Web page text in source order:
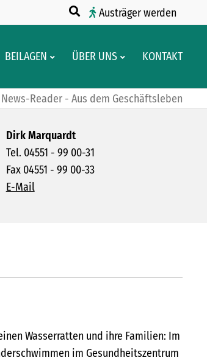
Austräger werden
BEILAGEN ÜBER UNS KONTAKT
News-Reader - Aus dem Geschäftsleben
Dirk Marquardt
Tel. 04551 - 99 00-31
Fax 04551 - 99 00-33
E-Mail
Wasserratten und ihre Familien: Im
im Gesundheitszentrum